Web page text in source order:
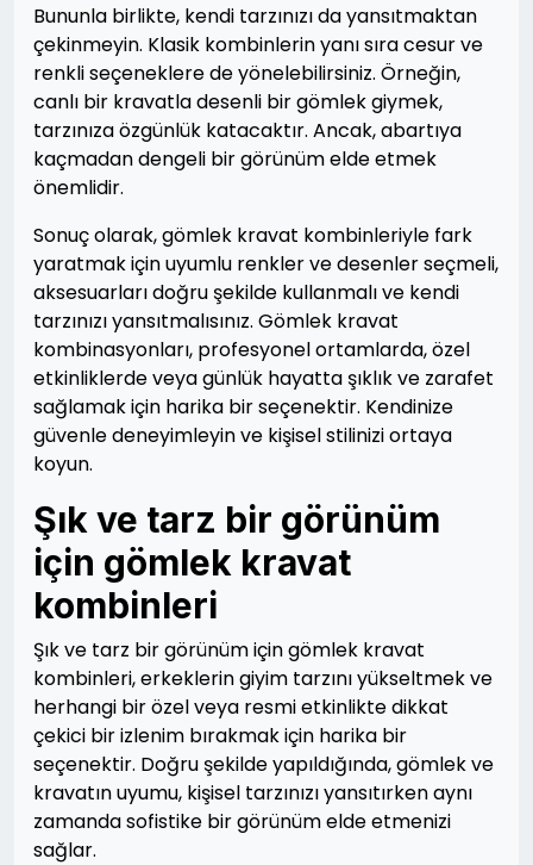
Bununla birlikte, kendi tarzınızı da yansıtmaktan
çekinmeyin. Klasik kombinlerin yanı sıra cesur ve
renkli seçeneklere de yönelebilirsiniz. Örneğin,
canlı bir kravatla desenli bir gömlek giymek,
tarzınıza özgünlük katacaktır. Ancak, abartıya
kaçmadan dengeli bir görünüm elde etmek
önemlidir.
Sonuç olarak, gömlek kravat kombinleriyle fark
yaratmak için uyumlu renkler ve desenler seçmeli,
aksesuarları doğru şekilde kullanmalı ve kendi
tarzınızı yansıtmalısınız. Gömlek kravat
kombinasyonları, profesyonel ortamlarda, özel
etkinliklerde veya günlük hayatta şıklık ve zarafet
sağlamak için harika bir seçenektir. Kendinize
güvenle deneyimleyin ve kişisel stilinizi ortaya
koyun.
Şık ve tarz bir görünüm
için gömlek kravat
kombinleri
Şık ve tarz bir görünüm için gömlek kravat
kombinleri, erkeklerin giyim tarzını yükseltmek ve
herhangi bir özel veya resmi etkinlikte dikkat
çekici bir izlenim bırakmak için harika bir
seçenektir. Doğru şekilde yapıldığında, gömlek ve
kravatın uyumu, kişisel tarzınızı yansıtırken aynı
zamanda sofistike bir görünüm elde etmenizi
sağlar.